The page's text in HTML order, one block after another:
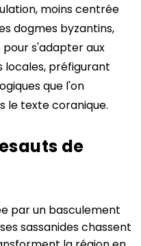
moins centrée
dogmes byzantins,
s'adapter aux
locales, préfigurant
que l'on
le texte coranique.
de
par un basculement
sassanides chassent